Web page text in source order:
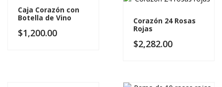
Caja Corazón con
Botella de Vino
$1,200.00
Corazón 24 Rosas
Rojas
$2,282.00